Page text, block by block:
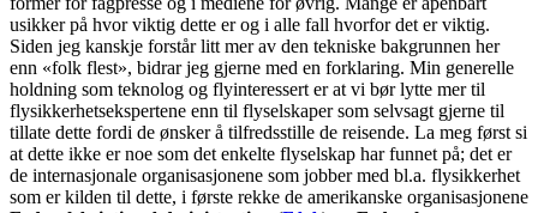
bil
usikker på hvor viktig dette er og i alle fall hvorfor det er viktig.
Siden jeg kanskje forstår litt mer av den tekniske bakgrunnen her
enn «folk flest», bidrar jeg gjerne med en forklaring. Min generelle
holdning som teknolog og flyinteressert er at vi bør lytte mer til
flysikkerhetsekspertene enn til flyselskaper som selvsagt gjerne til
tillate dette fordi de ønsker å tilfredsstille de reisende. La meg først si
at dette ikke er noe som det enkelte flyselskap har funnet på; det er
de internasjonale organisasjonene som jobber med bl.a. flysikkerhet
som er kilden til dette, i første rekke de amerikanske organisasjonene